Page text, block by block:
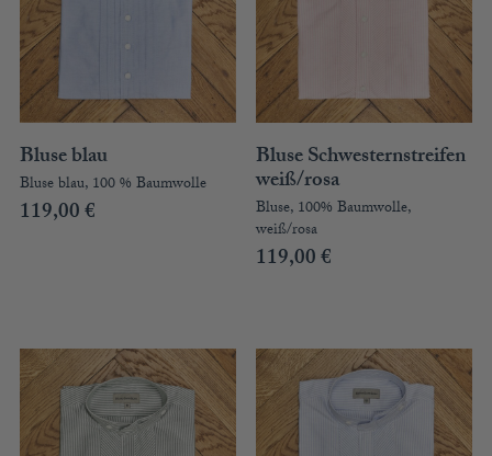
FRAUEN
PARKA
PULLOVER
ACCESSOIRES
GUTSCHEIN
KOOPERATIONEN
HÄNDLER
LOOKBOOK
Bluse blau
Bluse blau, 100 % Baumwolle
119,00€
Bluse Schwesternstreifen
weiß/rosa
Bluse, 100% Baumwolle,
weiß/rosa
119,00€